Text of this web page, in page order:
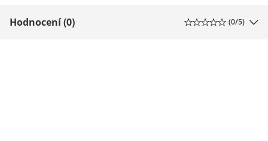
Hodnocení (0) (0/5)